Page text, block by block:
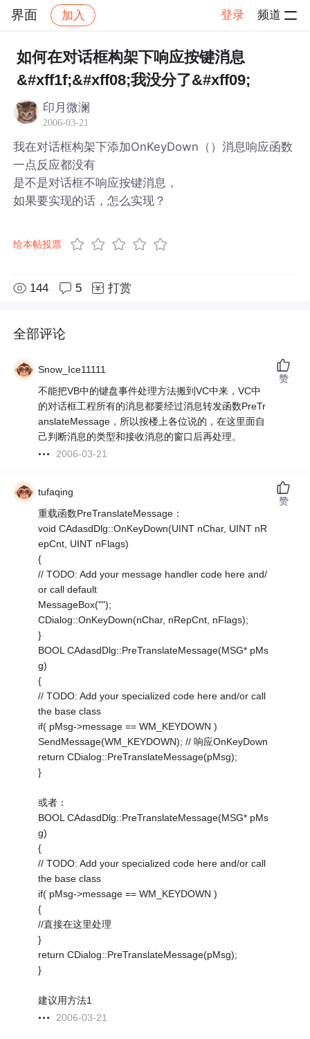
界面 加入 登录 频道
社区 界面 帖子详情
如何在对话框构架下响应按键消息
&#xff1f;&#xff08;我没分了&#xff09;
印月微澜
2006-03-21
我在对话框构架下添加OnKeyDown（）消息响应函数
一点反应都没有
是不是对话框不响应按键消息，
如果要实现的话，怎么实现？
给本帖投票
144 5 打赏
全部评论
Snow_Ice11111
不能把VB中的键盘事件处理方法搬到VC中来，VC中
的对话框工程所有的消息都要经过消息转发函数PreTr
anslateMessage，所以按楼上各位说的，在这里面自
己判断消息的类型和接收消息的窗口后再处理。
2006-03-21
赞
tufaqing
重载函数PreTranslateMessage：
void CAdasdDlg::OnKeyDown(UINT nChar, UINT nR
epCnt, UINT nFlags)
{
// TODO: Add your message handler code here and/
or call default
MessageBox("");
CDialog::OnKeyDown(nChar, nRepCnt, nFlags);
}
BOOL CAdasdDlg::PreTranslateMessage(MSG* pMs
g)
{
// TODO: Add your specialized code here and/or call
the base class
if( pMsg->message == WM_KEYDOWN )
SendMessage(WM_KEYDOWN); // 响应OnKeyDown
return CDialog::PreTranslateMessage(pMsg);
}
或者：
BOOL CAdasdDlg::PreTranslateMessage(MSG* pMs
g)
{
// TODO: Add your specialized code here and/or call
the base class
if( pMsg->message == WM_KEYDOWN )
{
//直接在这里处理
}
return CDialog::PreTranslateMessage(pMsg);
}
建议用方法1
2006-03-21
赞